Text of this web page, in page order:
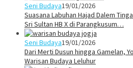
Seni Budaya19/01/2026
Suasana Labuhan Hajad Dalem
Sri Sultan HB X di Parangkusum…
Seni Budaya19/01/2026
Dari Merti Dusun hingga Gamelan,
Warisan Budaya Leluhur